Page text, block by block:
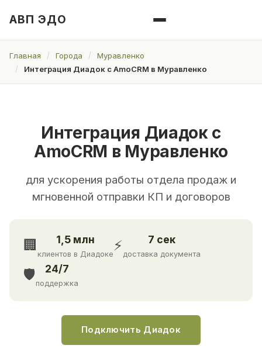
АВП ЭДО
Главная Города
Муравленко
Интеграция Диадок с AmoCRM в Муравленко
Интеграция Диадок с
AmoCRM в Муравленко
для ускорения работы отдела продаж и
мгновенной отправки КП и договоров
🏢 1,5 млн
клиентов в Диадоке
⚡ 7 сек
доставка документа
🛡️ 24/7
поддержка
Подключить Диадок